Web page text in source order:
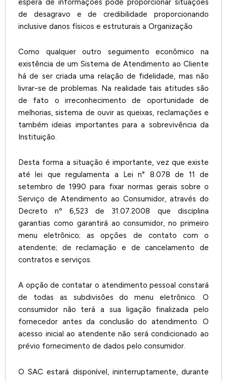
de desagravo e de credibilidade proporcionando
inclusive danos físicos e estruturais a Organização
Como qualquer outro seguimento econômico na
existência de um Sistema de Atendimento ao Cliente
há de ser criada uma relação de fidelidade, mas não
livrar-se de problemas. Na realidade tais atitudes são
de fato o irreconhecimento de oportunidade de
melhorias, sistema de ouvir as queixas, reclamações e
também ideias importantes para a sobrevivência da
Instituição.
Desta forma a situação é importante, vez que existe
até lei que regulamenta a Lei n° 8.078 de 11 de
setembro de 1990 para fixar normas gerais sobre o
Serviço de Atendimento ao Consumidor, através do
Decreto nº 6,523 de 31.07.2008 que disciplina
garantias como garantirá ao consumidor, no primeiro
menu eletrônico; as opções de contato com o
atendente; de reclamação e de cancelamento de
contratos e serviços.
A opção de contatar o atendimento pessoal constará
de todas as subdivisões do menu eletrônico. O
consumidor não terá a sua ligação finalizada pelo
fornecedor antes da conclusão do atendimento. O
acesso inicial ao atendente não será condicionado ao
prévio fornecimento de dados pelo consumidor.
O SAC estará disponível, ininterruptamente, durante